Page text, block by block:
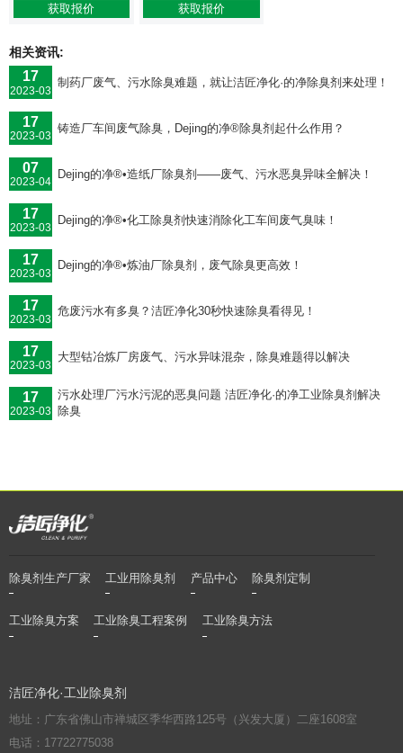
获取报价
获取报价
相关资讯:
17
2023-03
制药厂废气、污水除臭难题，就让洁匠净化·的净除臭剂来处理！
17
2023-03
铸造厂车间废气除臭，Dejing的净®除臭剂起什么作用？
07
2023-04
Dejing的净®•造纸厂除臭剂——废气、污水恶臭异味全解决！
17
2023-03
Dejing的净®•化工除臭剂快速消除化工车间废气臭味！
17
2023-03
Dejing的净®•炼油厂除臭剂，废气除臭更高效！
17
2023-03
危废污水有多臭？洁匠净化30秒快速除臭看得见！
17
2023-03
大型钴冶炼厂房废气、污水异味混杂，除臭难题得以解决
17
2023-03
污水处理厂污水污泥的恶臭问题 洁匠净化·的净工业除臭剂解决
除臭
除臭剂生产厂家 工业用除臭剂 产品中心 除臭剂定制
工业除臭方案 工业除臭工程案例 工业除臭方法
洁匠净化·工业除臭剂
地址：广东省佛山市禅城区季华西路125号（兴发大厦）二座1608室
电话：17722775038